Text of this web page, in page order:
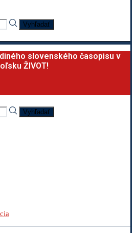
Vyhľadať
slovenského časopisu v
ŽIVOT!
Vyhľadať